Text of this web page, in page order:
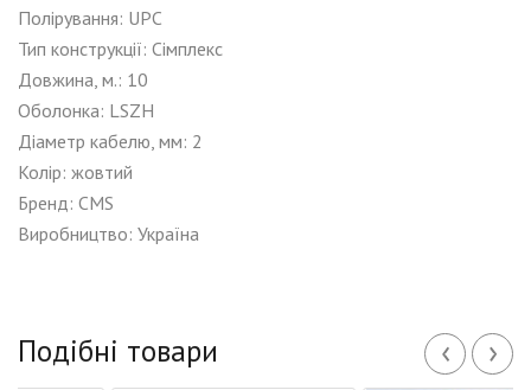
Полірування: UPC
Тип конструкції: Сімплекс
Довжина, м.: 10
Оболонка: LSZH
Діаметр кабелю, мм: 2
Колір: жовтий
Бренд: CMS
Виробництво: Україна
Подібні товари ‹ ›